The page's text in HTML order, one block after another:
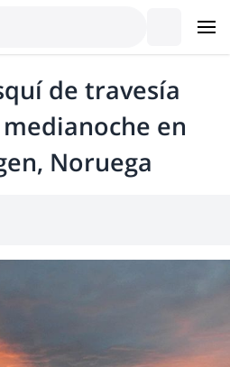
de travesía
en
Noruega